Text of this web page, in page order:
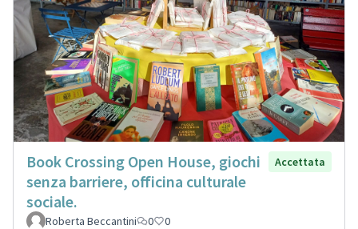
Book Crossing Open House, giochi
senza barriere, officina culturale
sociale.
Accettata
Roberta Beccantini 0 0